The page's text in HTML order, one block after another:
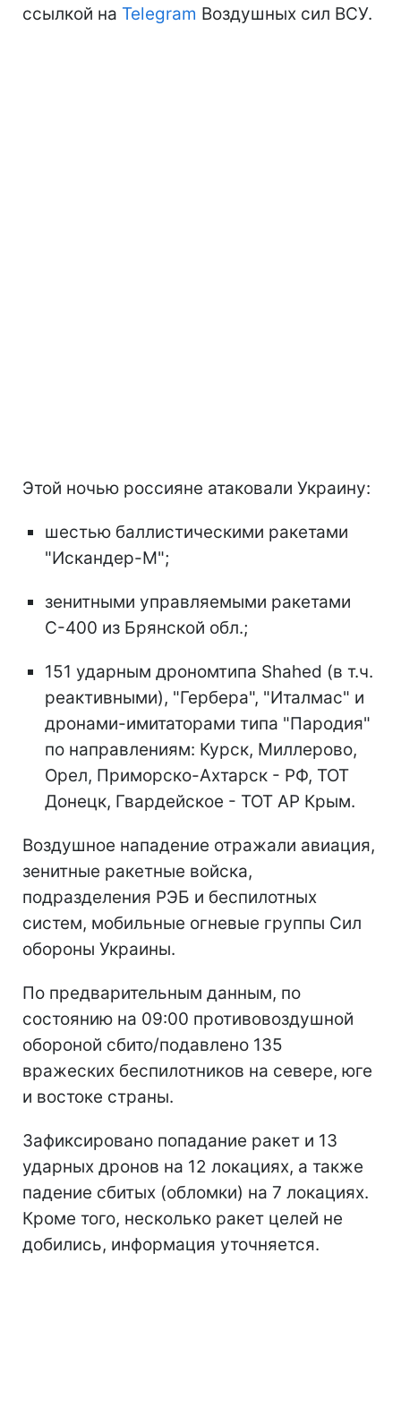
ссылкой на Telegram Воздушных сил ВСУ.
Этой ночью россияне атаковали Украину:
шестью баллистическими ракетами
"Искандер-М";
зенитными управляемыми ракетами
С-400 из Брянской обл.;
151 ударным дрономтипа Shahed (в т.ч.
реактивными), "Гербера", "Италмас" и
дронами-имитаторами типа "Пародия"
по направлениям: Курск, Миллерово,
Орел, Приморско-Ахтарск - РФ, ТОТ
Донецк, Гвардейское - ТОТ АР Крым.
Воздушное нападение отражали авиация,
зенитные ракетные войска,
подразделения РЭБ и беспилотных
систем, мобильные огневые группы Сил
обороны Украины.
По предварительным данным, по
состоянию на 09:00 противовоздушной
обороной сбито/подавлено 135
вражеских беспилотников на севере, юге
и востоке страны.
Зафиксировано попадание ракет и 13
ударных дронов на 12 локациях, а также
падение сбитых (обломки) на 7 локациях.
Кроме того, несколько ракет целей не
добились, информация уточняется.